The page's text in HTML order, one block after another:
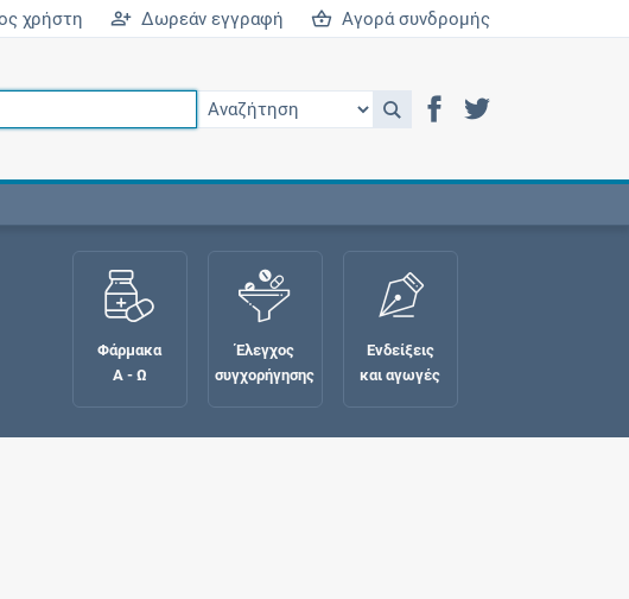
χρήστη Δωρεάν εγγραφή Αγορά συνδρομής
Φάρμακα
Α - Ω
Έλεγχος
συγχορήγησης
Ενδείξεις
και αγωγές